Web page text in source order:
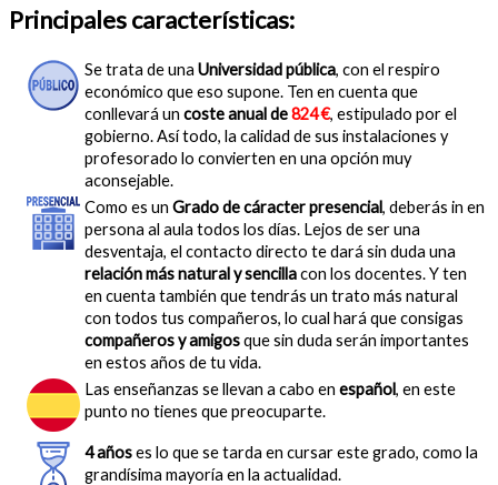
Principales características:
Se trata de una Universidad pública, con el respiro
económico que eso supone. Ten en cuenta que
conllevará un coste anual de824 €, estipulado por el
gobierno. Así todo, la calidad de sus instalaciones y
profesorado lo convierten en una opción muy
aconsejable.
Como es un Grado de cáracter presencial, deberás in en
persona al aula todos los días. Lejos de ser una
desventaja, el contacto directo te dará sin duda una
relación más natural y sencillacon los docentes. Y ten
en cuenta también que tendrás un trato más natural
con todos tus compañeros, lo cual hará que consigas
compañeros y amigosque sin duda serán importantes
en estos años de tu vida.
Las enseñanzas se llevan a cabo en español, en este
punto no tienes que preocuparte.
4 añoses lo que se tarda en cursar este grado, como la
grandísima mayoría en la actualidad.